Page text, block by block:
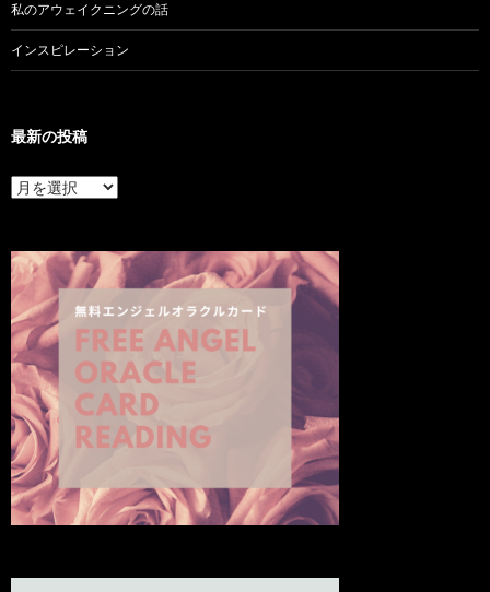
私のアウェイクニングの話
インスピレーション
最新の投稿
最
新
稿